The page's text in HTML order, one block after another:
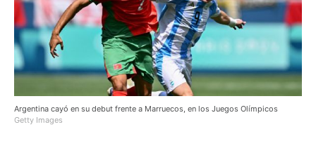
Argentina cayó en su debut frente a Marruecos, en los Juegos Olímpicos
Getty Images